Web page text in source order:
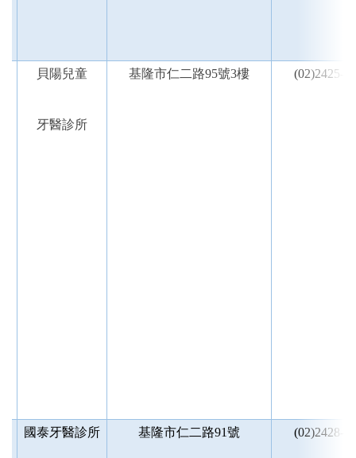
貝陽兒童
牙醫診所
基隆市仁二路95號3樓 (02)2425-
國泰牙醫診所 基隆市仁二路91號 (02)2428-